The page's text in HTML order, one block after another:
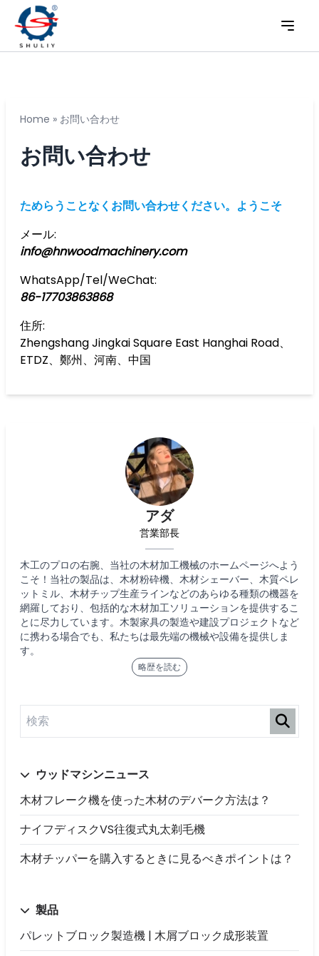
アダ
営業部長
木工のプロの右腕、当社の木材加工機械のホームページへよう
こそ！当社の製品は、木材粉砕機、木材シェーバー、木質ペレ
ットミル、木材チップ生産ラインなどのあらゆる種類の機器を
網羅しており、包括的な木材加工ソリューションを提供するこ
とに尽力しています。木製家具の製造や建設プロジェクトなど
に携わる場合でも、私たちは最先端の機械や設備を提供しま
す。
略歴を読む
ウッドマシンニュース
木材フレーク機を使った木材のデバーク方法は？
ナイフディスクVS往復式丸太剃毛機
木材チッパーを購入するときに見るべきポイントは？
製品
パレットブロック製造機 | 木屑ブロック成形装置
Home » お問い合わせ
お問い合わせ
ためらうことなくお問い合わせください。ようこそ
メール:
info@hnwoodmachinery.com
WhatsApp/Tel/WeChat:
86-17703863868
住所:
Zhengshang Jingkai Square East Hanghai Road、
ETDZ、鄭州、河南、中国